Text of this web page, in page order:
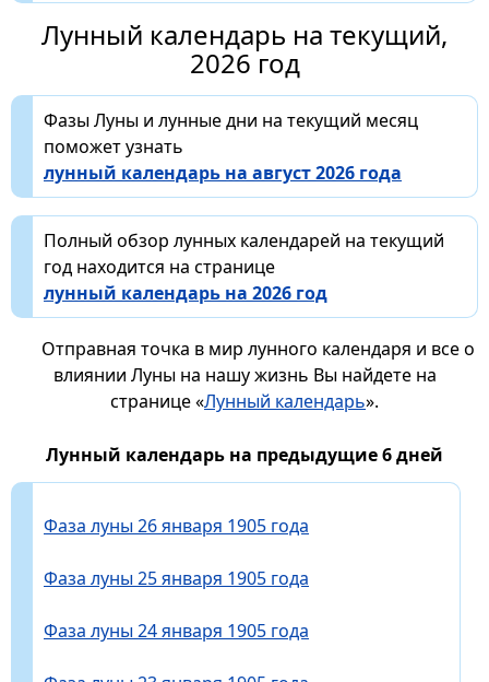
Лунный календарь на текущий,
2026 год
Фазы Луны и лунные дни на текущий месяц
поможет узнать
лунный календарь на август 2026 года
Полный обзор лунных календарей на текущий
год находится на странице
лунный календарь на 2026 год
Отправная точка в мир лунного календаря и все о
влиянии Луны на нашу жизнь Вы найдете на
странице «Лунный календарь».
Лунный календарь на предыдущие 6 дней
Фаза луны 26 января 1905 года
Фаза луны 25 января 1905 года
Фаза луны 24 января 1905 года